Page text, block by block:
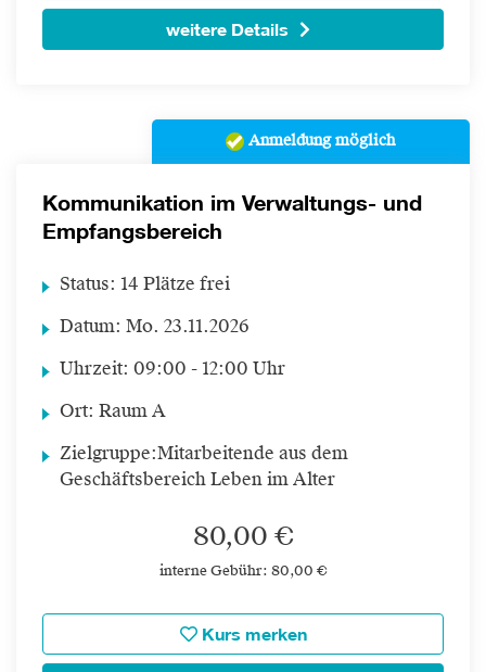
weitere Details
Anmeldung möglich
Kommunikation im Verwaltungs- und
Empfangsbereich
Status: 14 Plätze frei
Datum: Mo. 23.11.2026
Uhrzeit: 09:00 - 12:00 Uhr
Ort: Raum A
Zielgruppe:Mitarbeitende aus dem
Geschäftsbereich Leben im Alter
80,00 €
interne Gebühr: 80,00 €
Kurs merken